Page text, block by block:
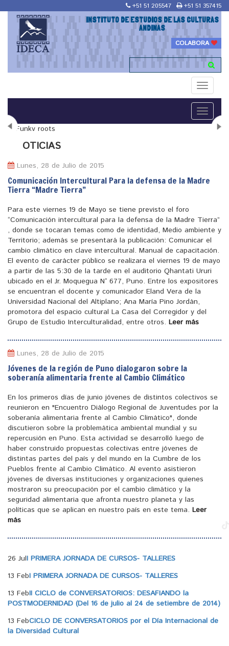
+51 51 205547 +51 51 357415
INSTITUTO DE ESTUDIOS DE LAS CULTURAS
ANDINAS
COLABORA
Toggle
Toggle
"Maestría en Religiones y culturas Andinas"
OTICIAS
Lunes, 28 de Julio de 2015
Comunicación Intercultural Para la defensa de la Madre
Tierra “Madre Tierra”
Para este viernes 19 de Mayo se tiene previsto el foro
“Comunicación intercultural para la defensa de la Madre Tierra”
, donde se tocaran temas como de identidad, Medio ambiente y
Territorio; además se presentará la publicación: Comunicar el
cambio climático en clave intercultural. Manual de capacitación.
El evento de carácter público se realizara el viernes 19 de mayo
a partir de las 5:30 de la tarde en el auditorio Qhantati Ururi
ubicado en el Jr. Moquegua N° 677, Puno. Entre los expositores
se encuentran el docente y comunicador Eland Vera de la
Universidad Nacional del Altiplano; Ana María Pino Jordán,
promotora del espacio cultural La Casa del Corregidor y del
Grupo de Estudio Interculturalidad, entre otros. Leer más
Lunes, 28 de Julio de 2015
Jóvenes de la región de Puno dialogaron sobre la
soberanía alimentaria frente al Cambio Climático
En los primeros días de junio jóvenes de distintos colectivos se
reunieron en "Encuentro Diálogo Regional de Juventudes por la
soberanía alimentaria frente al Cambio Climático", donde
discutieron sobre la problemática ambiental mundial y su
repercusión en Puno. Esta actividad se desarrolló luego de
haber construido propuestas colectivas entre jóvenes de
distintas partes del país y del mundo en la Cumbre de los
Pueblos frente al Cambio Climático. Al evento asistieron
jóvenes de diversas instituciones y organizaciones quienes
mostraron su preocupación por el cambio climático y la
seguridad alimentaria que afronta nuestro planeta y las
políticas que se aplican en nuestro país en este tema. Leer
más
26 JulI PRIMERA JORNADA DE CURSOS- TALLERES
13 FebI PRIMERA JORNADA DE CURSOS- TALLERES
13 FebII CICLO de CONVERSATORIOS: DESAFIANDO la
POSTMODERNIDAD (Del 16 de julio al 24 de setiembre de 2014)
13 FebCICLO DE CONVERSATORIOS por el Día Internacional de
la Diversidad Cultural